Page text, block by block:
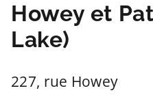
Howey et
Lake)
227, rue Howey